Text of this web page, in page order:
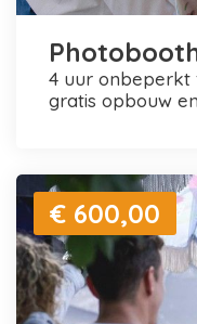
4 uur onbeperkt foto's maken en printen +
gratis opbouw
€ 600,00